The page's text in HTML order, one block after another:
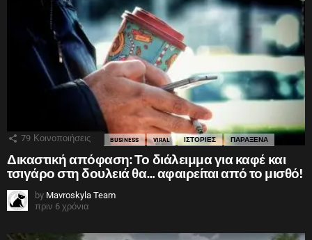
79 Κοινοποιήσεις BUSINESS VIRAL ΙΣΤΟΡΙΕΣ ΠΑΡΑΞΕΝΑ
Δικαστική απόφαση: Το διάλειμμα για καφέ και
τσιγάρο στη δουλειά θα… αφαιρείται από το μισθό!
by Mavroskyla Team
πριν 6 χρόνια